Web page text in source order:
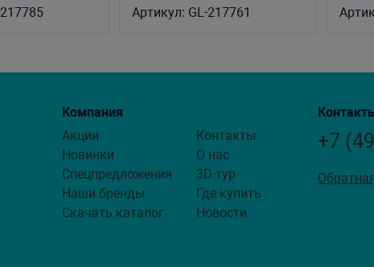
Артикул: GL-217761
Компания
Акции
Новинки
Спецпредложения
Наши бренды
Скачать каталог
Контакты
О нас
3D-тур
Где купить
Новости
+7